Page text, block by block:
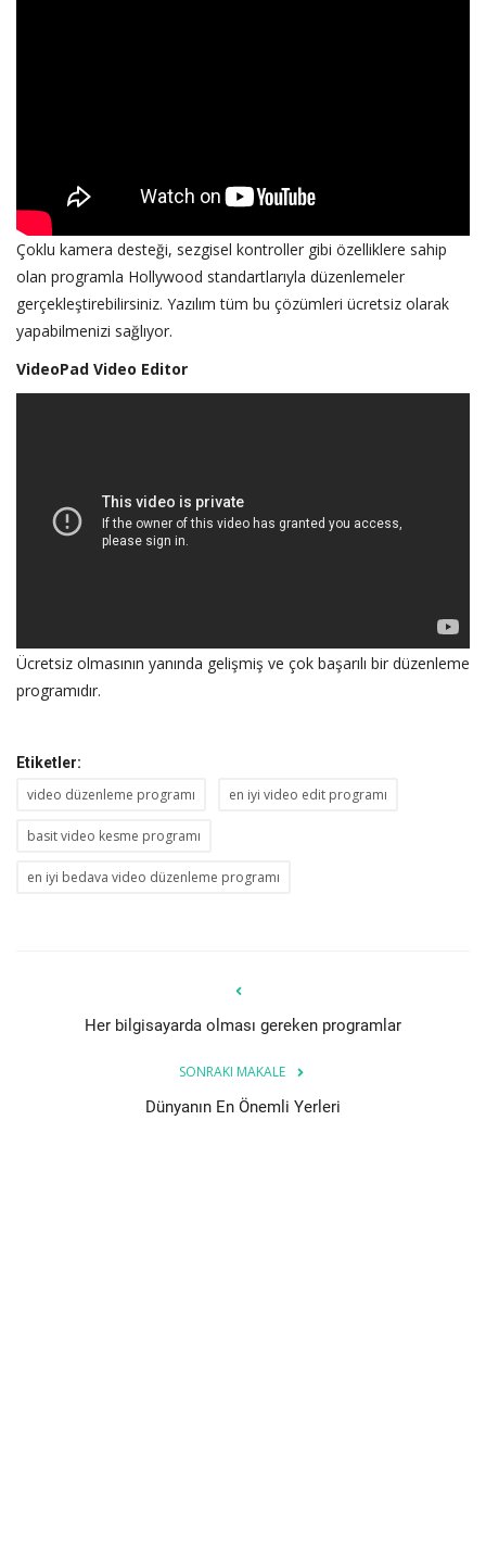
Çoklu kamera desteği, sezgisel kontroller gibi özelliklere sahip
olan programla Hollywood standartlarıyla düzenlemeler
gerçekleştirebilirsiniz. Yazılım tüm bu çözümleri ücretsiz olarak
yapabilmenizi sağlıyor.
VideoPad Video Editor
Ücretsiz olmasının yanında gelişmiş ve çok başarılı bir düzenleme
programıdır.
Etiketler:
video düzenleme programı en iyi video edit programı
basit video kesme programı
en iyi bedava video düzenleme programı
Her bilgisayarda olması gereken programlar
SONRAKI MAKALE
Dünyanın En Önemli Yerleri